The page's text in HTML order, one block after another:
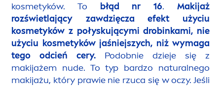
kosmetyków. To błąd nr 16.Makijaż
rozświetlający zawdzięcza efekt użyciu
kosmetyków z połyskującymi drobinkami, nie
użyciu kosmetyków jaśniejszych, niż wymaga
tego odcień cery. Podobnie dzieje się z
makijażem nude. To typ bardzo naturalnego
makijażu, który prawie nie rzuca się w oczy. Jeśli